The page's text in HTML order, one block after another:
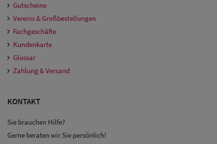
Gutscheine
Vereins & Großbestellungen
Fachgeschäfte
Kundenkarte
Glossar
Zahlung & Versand
KONTAKT
Sie brauchen Hilfe?
Gerne beraten wir Sie persönlich!